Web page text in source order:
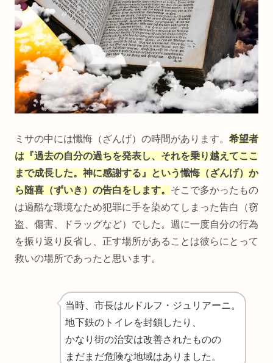
ミサの中には懺悔（ざんげ）の時間があります。 希望者
は『過去の自分の過ちを発表し、それを乗り越えてここ
まで成長した。神に感謝する』という懺悔（ざんげ）か
ら随喜（ずいき）の告白をします。 そこで多かったもの
は過酷な環境なため犯罪に手を染めてしまった告白（窃
盗、傷害、ドラッグなど）でした。週に一度自分の行為
を振り返り反省し、正す場所があることは彼らにとって
救いの場所であったと思います。
当時、市長はルドルフ・ジュリアーニ。
地下鉄のトイレを封鎖したり、
かなり街の治安は改善されたものの
まだまだ危険な地域はありました。